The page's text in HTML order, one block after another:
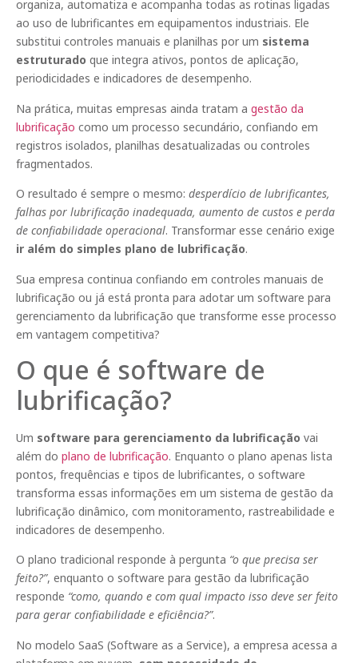
organiza, automatiza e acompanha todas as rotinas ligadas
ao uso de lubrificantes em equipamentos industriais. Ele
substitui controles manuais e planilhas por um sistema
estruturado que integra ativos, pontos de aplicação,
periodicidades e indicadores de desempenho.
Na prática, muitas empresas ainda tratam a gestão da
lubrificação como um processo secundário, confiando em
registros isolados, planilhas desatualizadas ou controles
fragmentados.
O resultado é sempre o mesmo: desperdício de lubrificantes,
falhas por lubrificação inadequada, aumento de custos e perda
de confiabilidade operacional. Transformar esse cenário exige
ir além do simples plano de lubrificação.
Sua empresa continua confiando em controles manuais de
lubrificação ou já está pronta para adotar um software para
gerenciamento da lubrificação que transforme esse processo
em vantagem competitiva?
O que é software de
lubrificação?
Um software para gerenciamento da lubrificação vai
além do plano de lubrificação. Enquanto o plano apenas lista
pontos, frequências e tipos de lubrificantes, o software
transforma essas informações em um sistema de gestão da
lubrificação dinâmico, com monitoramento, rastreabilidade e
indicadores de desempenho.
O plano tradicional responde à pergunta “o que precisa ser
feito?”, enquanto o software para gestão da lubrificação
responde “como, quando e com qual impacto isso deve ser feito
para gerar confiabilidade e eficiência?”.
No modelo SaaS (Software as a Service), a empresa acessa a